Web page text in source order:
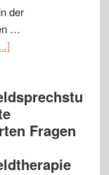
der
…
Fragen